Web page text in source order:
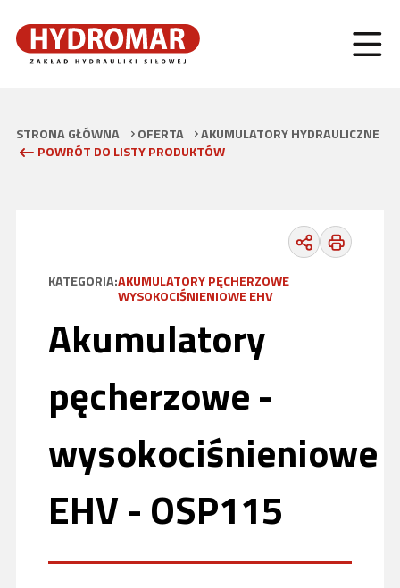
STRONA GŁÓWNA OFERTA AKUMULATORY HYDRAULICZNE
POWRÓT DO LISTY PRODUKTÓW
KATEGORIA:AKUMULATORY PĘCHERZOWE
WYSOKOCIŚNIENIOWE EHV
Akumulatory
pęcherzowe -
wysokociśnieniowe
EHV - OSP115